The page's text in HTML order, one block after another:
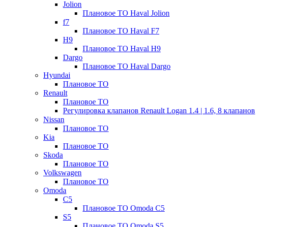
Jolion
Плановое ТО Haval Jolion
f7
Плановое ТО Haval F7
H9
Плановое ТО Haval H9
Dargo
Плановое ТО Haval Dargo
Hyundai
Плановое ТО
Renault
Плановое ТО
Регулировка клапанов Renault Logan 1.4 | 1.6, 8 клапанов
Nissan
Плановое ТО
Kia
Плановое ТО
Skoda
Плановое ТО
Volkswagen
Плановое ТО
Omoda
C5
Плановое ТО Omoda C5
S5